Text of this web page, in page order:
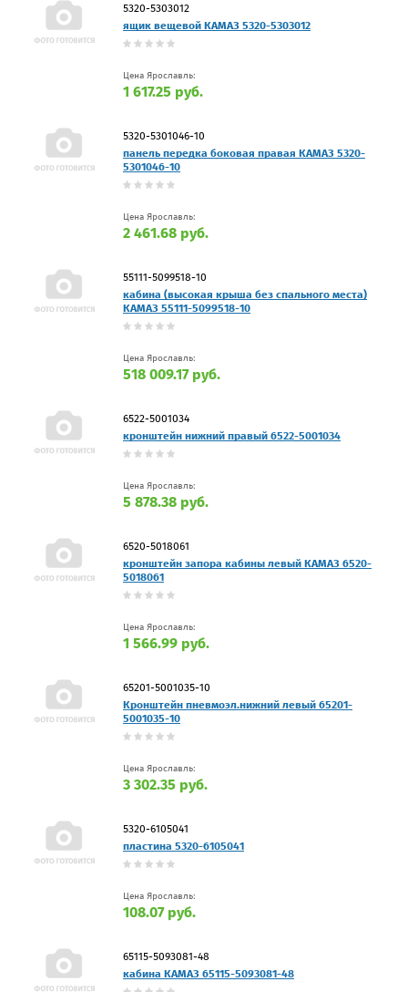
5320-5303012
ящик вещевой КАМАЗ 5320-5303012
Цена Ярославль:
1 617.25 руб.
5320-5301046-10
панель передка боковая правая КАМАЗ 5320-
5301046-10
Цена Ярославль:
2 461.68 руб.
55111-5099518-10
кабина (высокая крыша без спального места)
КАМАЗ 55111-5099518-10
Цена Ярославль:
518 009.17 руб.
6522-5001034
кронштейн нижний правый 6522-5001034
Цена Ярославль:
5 878.38 руб.
6520-5018061
кронштейн запора кабины левый КАМАЗ 6520-
5018061
Цена Ярославль:
1 566.99 руб.
65201-5001035-10
Кронштейн пневмоэл.нижний левый 65201-
5001035-10
Цена Ярославль:
3 302.35 руб.
5320-6105041
пластина 5320-6105041
Цена Ярославль:
108.07 руб.
65115-5093081-48
кабина КАМАЗ 65115-5093081-48